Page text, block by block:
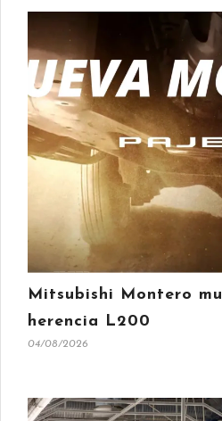
Mitsubishi Montero
herencia L200
04/08/2026